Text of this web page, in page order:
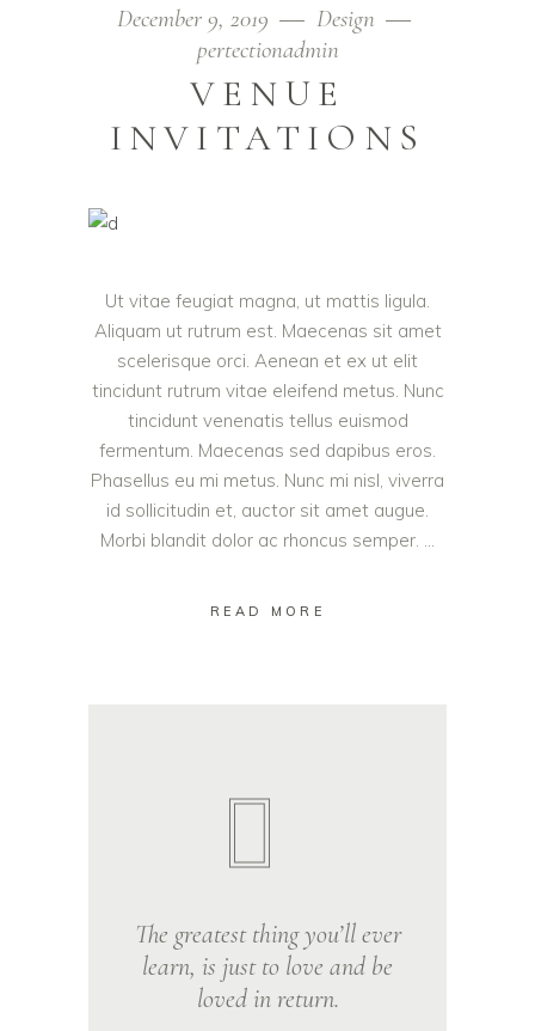
December 9, 2019
Design
pertectionadmin
VENUE
INVITATIONS
Ut vitae feugiat magna, ut mattis ligula.
Aliquam ut rutrum est. Maecenas sit amet
scelerisque orci. Aenean et ex ut elit
tincidunt rutrum vitae eleifend metus. Nunc
tincidunt venenatis tellus euismod
fermentum. Maecenas sed dapibus eros.
Phasellus eu mi metus. Nunc mi nisl, viverra
id sollicitudin et, auctor sit amet augue.
Morbi blandit dolor ac rhoncus semper.
READ MORE
The greatest thing you’ll ever
learn, is just to love and be
loved in return.